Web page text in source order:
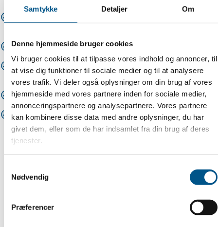
Samtykke Detaljer Om
Denne hjemmeside bruger cookies
Vi bruger cookies til at tilpasse vores indhold og annoncer, til
at vise dig funktioner til sociale medier og til at analysere
vores trafik. Vi deler også oplysninger om din brug af vores
hjemmeside med vores partnere inden for sociale medier,
annonceringspartnere og analysepartnere. Vores partnere
kan kombinere disse data med andre oplysninger, du har
givet dem, eller som de har indsamlet fra din brug af deres
tjenester.
Nødvendig
Præferencer
Bestyrelsesmedlem Poul Jørgensen ONE WOOD
Furniture A/S
Bestyrelsesmedlem Jacob Lund JL Østerlars
Bestyrelsesmedlem Mikkel Nilsson Murermester
Mikkel Nilsson ApS
1. suppleant Niclas Staun Byggefirmaet Staun A/S
2. suppleant Bo Thuelund Nr-Søby
Auto/Møbelpolstring